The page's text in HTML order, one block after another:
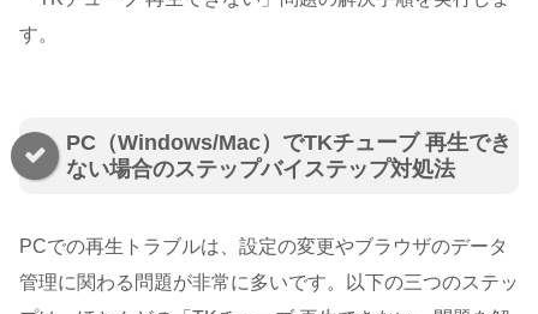
す。
PC（Windows/Mac）でTKチューブ 再生でき
ない場合のステップバイステップ対処法
PCでの再生トラブルは、設定の変更やブラウザのデータ
管理に関わる問題が非常に多いです。以下の三つのステッ